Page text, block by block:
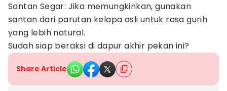
Santan Segar: Jika memungkinkan, gunakan
santan dari parutan kelapa asli untuk rasa gurih
yang lebih natural.
Sudah siap beraksi di dapur akhir pekan ini?
Share Article